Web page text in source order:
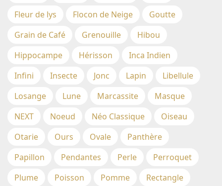
Fleur de lys
Flocon de Neige
Goutte
Grain de Café
Grenouille
Hibou
Hippocampe
Hérisson
Inca Indien
Infini
Insecte Jonc Lapin
Libellule
Losange
Lune Marcassite
Masque
NEXT
Noeud Néo Classique
Oiseau
Otarie
Ours Ovale
Panthère
Papillon
Pendantes Perle
Perroquet
Plume
Poisson Pomme
Rectangle